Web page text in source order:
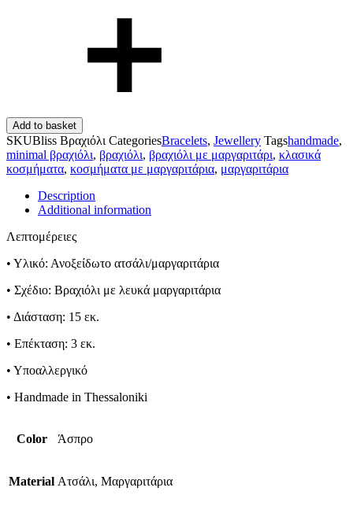
Add to basket
SKUBliss Βραχιόλι CategoriesBracelets, Jewellery Tagshandmade,
minimal βραχιόλι, βραχιόλι, βραχιόλι με μαργαριτάρι, κλασικά
κοσμήματα, κοσμήματα με μαργαριτάρια, μαργαριτάρια
Description
Additional information
Λεπτομέρειες
• Υλικό: Ανοξείδωτο ατσάλι/μαργαριτάρια
• Σχέδιο: Βραχιόλι με λευκά μαργαριτάρια
• Διάσταση: 15 εκ.
• Επέκταση: 3 εκ.
• Υποαλλεργικό
• Handmade in Thessaloniki
Color Άσπρο
Material Ατσάλι, Μαργαριτάρια